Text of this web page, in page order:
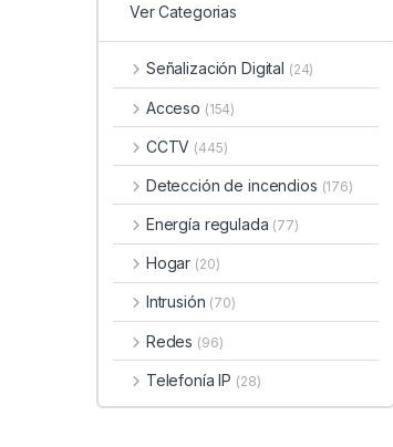
Ver Categorias
Señalización Digital (24)
Acceso (154)
CCTV (445)
Detección de incendios (176)
Energía regulada (77)
Hogar (20)
Intrusión (70)
Redes (96)
Telefonía IP (28)